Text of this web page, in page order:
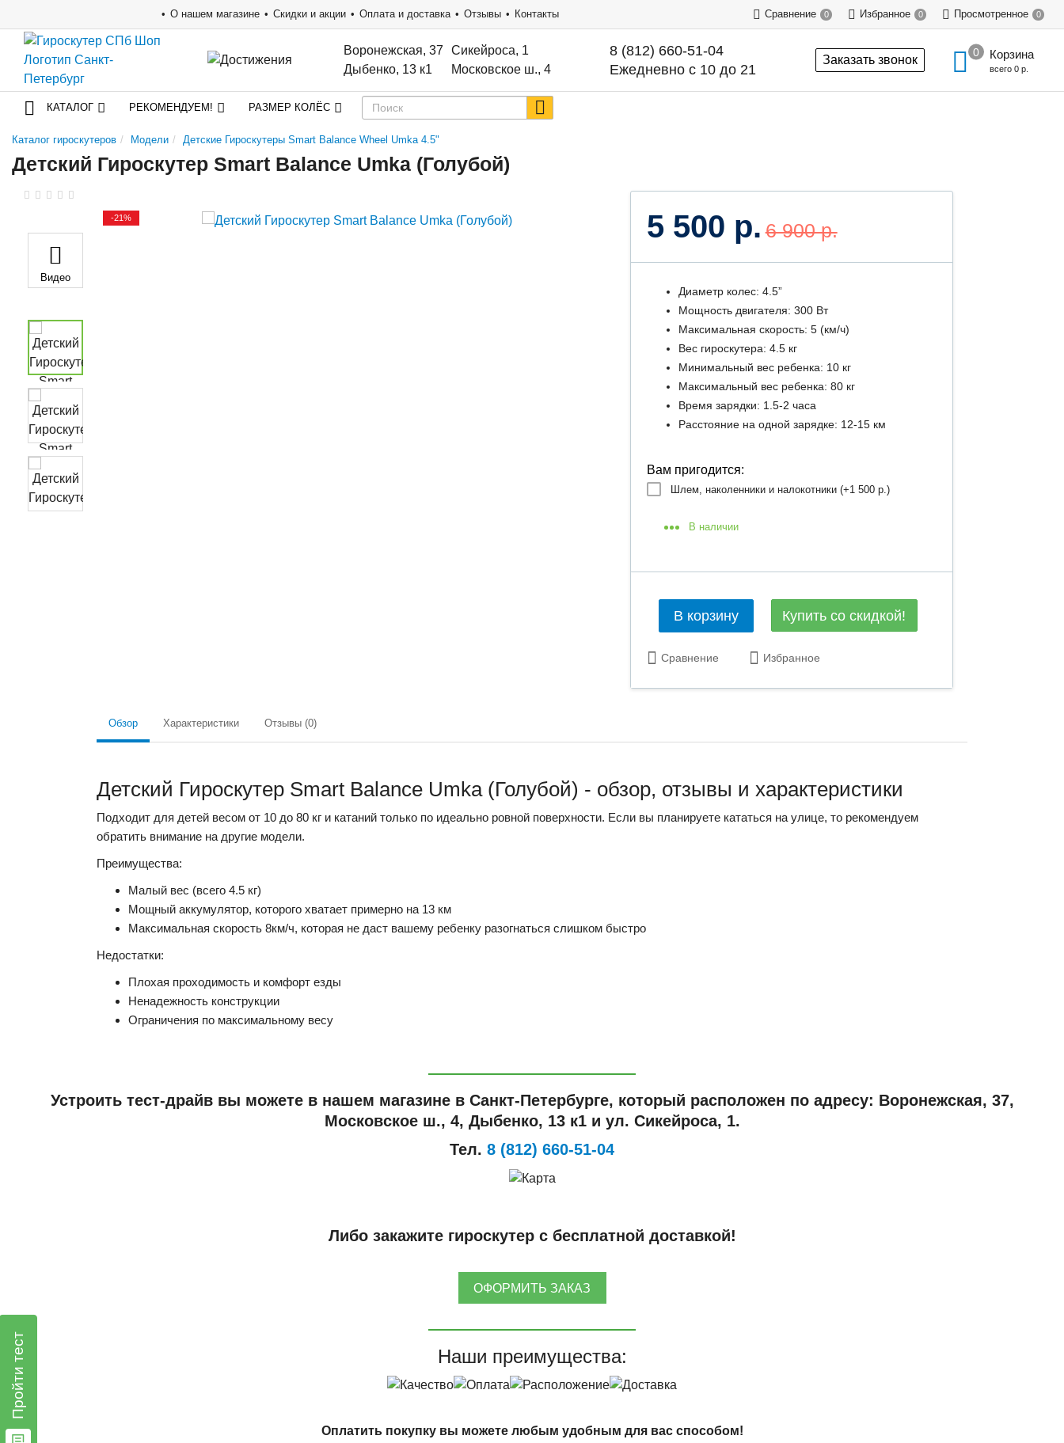
О нашем магазине Скидки и акции Оплата и доставка Отзывы Контакты Сравнение 0 Избранное 0 Просмотренное 0
Воронежская, 37
Дыбенко, 13 к1
Сикейроса, 1
Московское ш., 4
8 (812) 660-51-04
Ежедневно с 10 до 21
Заказать звонок Корзина
всего 0 р.
КАТАЛОГ РЕКОМЕНДУЕМ! РАЗМЕР КОЛЁС
Каталог гироскутеров Модели Детские Гироскутеры Smart Balance Wheel Umka 4.5"
Детский Гироскутер Smart Balance Umka (Голубой)
Видео
-21% 5 500 р. 6 900 р.
Диаметр колес: 4.5”
Мощность двигателя: 300 Вт
Максимальная скорость: 5 (км/ч)
Вес гироскутера: 4.5 кг
Минимальный вес ребенка: 10 кг
Максимальный вес ребенка: 80 кг
Время зарядки: 1.5-2 часа
Расстояние на одной зарядке: 12-15 км
Вам пригодится:
Шлем, наколенники и налокотники (+1 500 р.)
В наличии
В корзину Купить со скидкой!
Сравнение Избранное
Обзор Характеристики Отзывы (0)
Детский Гироскутер Smart Balance Umka (Голубой) - обзор, отзывы и характеристики
Подходит для детей весом от 10 до 80 кг и катаний только по идеально ровной поверхности. Если вы планируете кататься на улице, то рекомендуем
обратить внимание на другие модели.
Преимущества:
Малый вес (всего 4.5 кг)
Мощный аккумулятор, которого хватает примерно на 13 км
Максимальная скорость 8км/ч, которая не даст вашему ребенку разогнаться слишком быстро
Недостатки:
Плохая проходимость и комфорт езды
Ненадежность конструкции
Ограничения по максимальному весу
Устроить тест-драйв вы можете в нашем магазине в Санкт-Петербурге, который расположен по адресу: Воронежская, 37,
Московское ш., 4, Дыбенко, 13 к1 и ул. Сикейроса, 1.
Тел. 8 (812) 660-51-04
Либо закажите гироскутер с бесплатной доставкой!
ОФОРМИТЬ ЗАКАЗ
Наши преимущества:
Оплатить покупку вы можете любым удобным для вас способом!
Пройти тест